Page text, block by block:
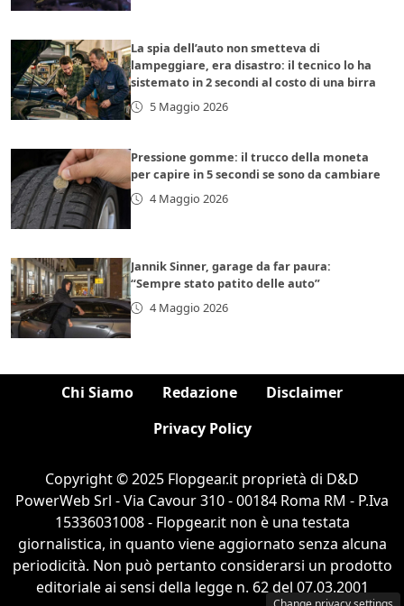
La spia dell’auto non smetteva di
lampeggiare, era disastro: il tecnico lo ha
sistemato in 2 secondi al costo di una birra
5 Maggio 2026
Pressione gomme: il trucco della moneta
per capire in 5 secondi se sono da cambiare
4 Maggio 2026
Jannik Sinner, garage da far paura:
“Sempre stato patito delle auto”
4 Maggio 2026
Chi Siamo Redazione
Disclaimer
Privacy Policy
Copyright © 2025 Flopgear.it proprietà di D&D
PowerWeb Srl - Via Cavour 310 - 00184 Roma RM - P.Iva
15336031008 - Flopgear.it non è una testata
giornalistica, in quanto viene aggiornato senza alcuna
periodicità. Non può pertanto considerarsi un prodotto
editoriale ai sensi della legge n. 62 del 07.03.2001